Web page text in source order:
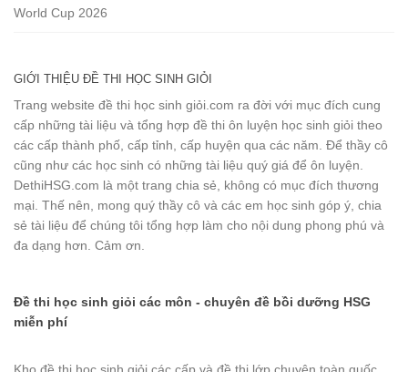
World Cup 2026
GIỚI THIỆU ĐỀ THI HỌC SINH GIỎI
Trang website đề thi học sinh giỏi.com ra đời với mục đích cung
cấp những tài liệu và tổng hợp đề thi ôn luyện học sinh giỏi theo
các cấp thành phố, cấp tỉnh, cấp huyện qua các năm. Để thầy cô
cũng như các học sinh có những tài liệu quý giá để ôn luyện.
DethiHSG.com là một trang chia sẻ, không có mục đích thương
mại. Thế nên, mong quý thầy cô và các em học sinh góp ý, chia
sẻ tài liệu để chúng tôi tổng hợp làm cho nội dung phong phú và
đa dạng hơn. Cảm ơn.
Đề thi học sinh giỏi các môn - chuyên đề bồi dưỡng HSG
miễn phí
Kho đề thi học sinh giỏi các cấp và đề thi lớp chuyên toàn quốc.